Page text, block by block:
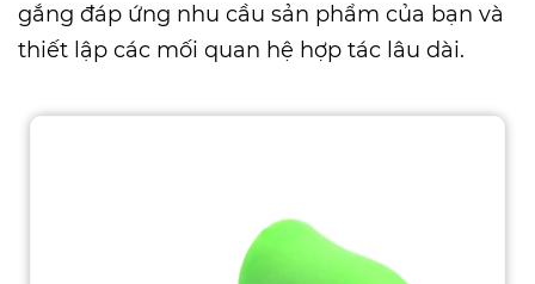
gắng đáp ứng nhu cầu sản phẩm của bạn và
thiết lập các mối quan hệ hợp tác lâu dài.